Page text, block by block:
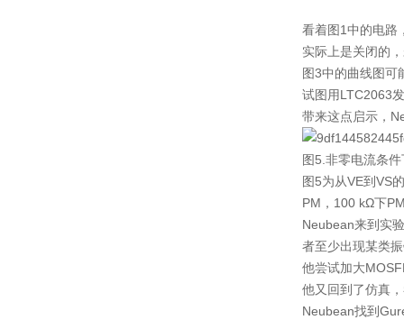
看着图1中的电路
实际上是关闭的
图3中的曲线图可
试图用LTC2063
带来这点启示，
图5.非零电流条
图5为从VE到VS
PM，100 kΩ下
Neubean来到实
者至少出现某类
他尝试加大
他又回到了仿真
Neubean找到